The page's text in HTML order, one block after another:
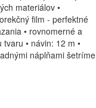
materiálov •
film - perfektné
• rovnomerné a
• návin: 12 m •
náplňami šetríme